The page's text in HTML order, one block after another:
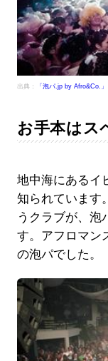
出典： 「泡パ.jp by Afro&Co.」
お手本はス
地中海にあるイ
知られています
うクラブが、泡
す。アフロマン
の泡パでした。